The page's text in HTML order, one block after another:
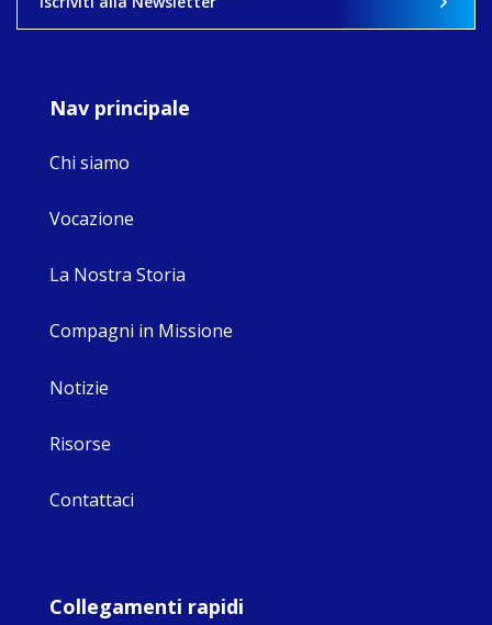
Nav principale
Chi siamo
Vocazione
La Nostra Storia
Compagni in Missione
Notizie
Risorse
Contattaci
Collegamenti rapidi